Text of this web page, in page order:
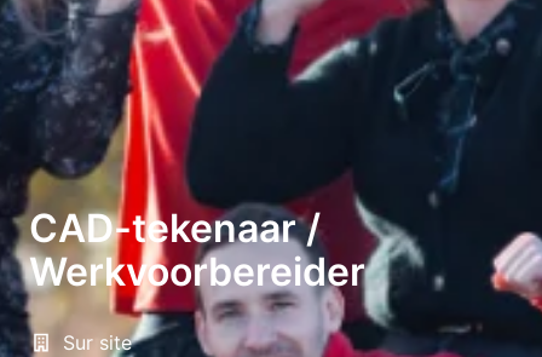
CAD-tekenaar /
Werkvoorbereider
Sur site